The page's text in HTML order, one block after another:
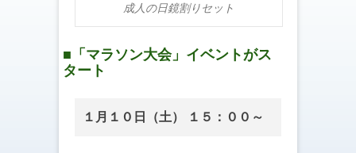
成人の日鏡割りセット
■「マラソン大会」イベントがス
タート
１月１０日（土） １５：００～